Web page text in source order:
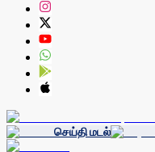
செய்தி மடல்